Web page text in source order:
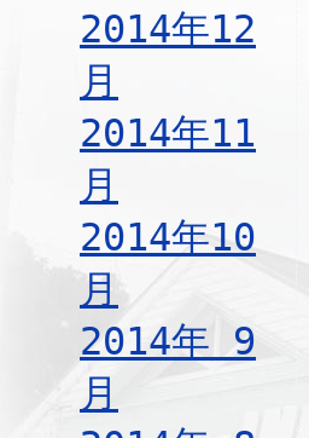
2014年12
月
2014年11
月
2014年10
月
2014年 9
月